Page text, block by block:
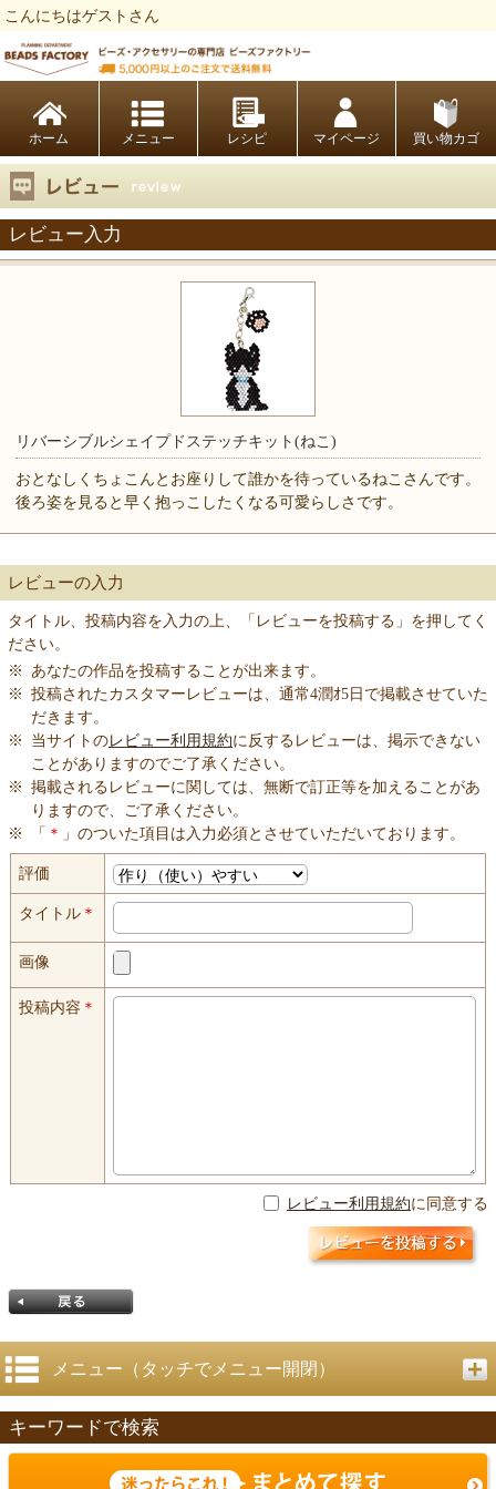
こんにちはゲストさん
ホーム レシピ マイページ 買い物カゴ
レビュー入力
リバーシブルシェイプドステッチキット(ねこ)
おとなしくちょこんとお座りして誰かを待っているねこさんです。
後ろ姿を見ると早く抱っこしたくなる可愛らしさです。
レビューの入力
タイトル、投稿内容を入力の上、「レビューを投稿する」を押してく
ださい。
※ あなたの作品を投稿することが出来ます。
※ 投稿されたカスタマーレビューは、通常4潤ｵ5日で掲載させていた
だきます。
※
当サイトのレビュー利用規約に反するレビューは、掲示できない
ことがありますのでご了承ください。
※ 掲載されるレビューに関しては、無断で訂正等を加えることがあ
りますので、ご了承ください。
※
「 ＊ 」のついた項目は入力必須とさせていただいております。
評価
タイトル＊
画像
投稿内容 ＊
レビュー利用規約に同意する
戻る
メニュー（タッチでメニュー開閉）
キーワードで検索